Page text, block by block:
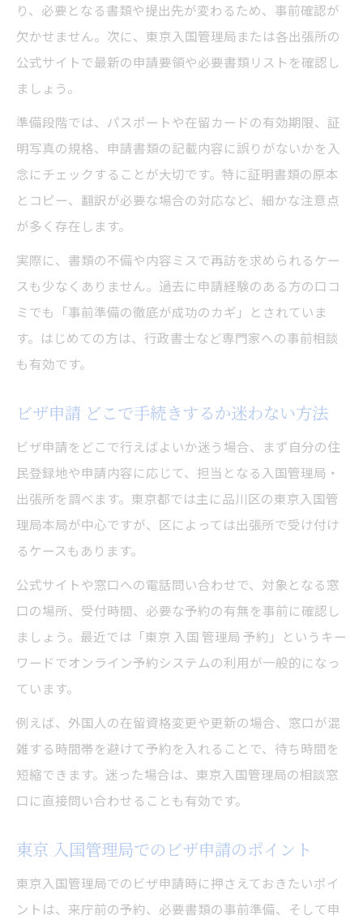
ビザ申請でトラブルを回避するための注意
点
予約変更や問い合わせ時の正しい対応方法
効率良く東京都でビザ申請を終えるコツ
ビザ申請を東京都で効率良く終える方法
書類準備と予約管理で時短するポイント
り、必要となる書類や提出先が変わるため、事前確認が
欠かせません。次に、東京入国管理局または各出張所の
公式サイトで最新の申請要領や必要書類リストを確認し
ましょう。
準備段階では、パスポートや在留カードの有効期限、証
明写真の規格、申請書類の記載内容に誤りがないかを入
念にチェックすることが大切です。特に証明書類の原本
とコピー、翻訳が必要な場合の対応など、細かな注意点
が多く存在します。
実際に、書類の不備や内容ミスで再訪を求められるケー
スも少なくありません。過去に申請経験のある方の口コ
ミでも「事前準備の徹底が成功のカギ」とされていま
す。はじめての方は、行政書士など専門家への事前相談
も有効です。
ビザ申請 どこで手続きするか迷わない方法
ビザ申請をどこで行えばよいか迷う場合、まず自分の住
民登録地や申請内容に応じて、担当となる入国管理局・
出張所を調べます。東京都では主に品川区の東京入国管
理局本局が中心ですが、区によっては出張所で受け付け
るケースもあります。
公式サイトや窓口への電話問い合わせで、対象となる窓
口の場所、受付時間、必要な予約の有無を事前に確認し
ましょう。最近では「東京 入国 管理局 予約」というキー
ワードでオンライン予約システムの利用が一般的になっ
ています。
例えば、外国人の在留資格変更や更新の場合、窓口が混
雑する時間帯を避けて予約を入れることで、待ち時間を
短縮できます。迷った場合は、東京入国管理局の相談窓
口に直接問い合わせることも有効です。
東京 入国管理局でのビザ申請のポイント
東京入国管理局でのビザ申請時に押さえておきたいポイ
ントは、来庁前の予約、必要書類の事前準備、そして申